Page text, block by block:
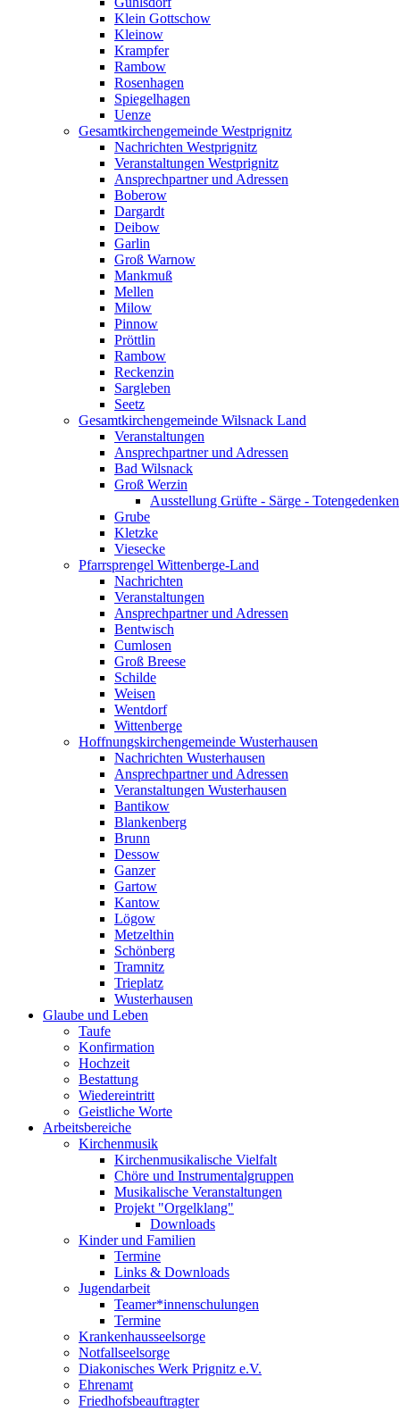
Klein Gottschow
Kleinow
Krampfer
Rambow
Rosenhagen
Spiegelhagen
Uenze
Gesamtkirchengemeinde Westprignitz
Nachrichten Westprignitz
Veranstaltungen Westprignitz
Ansprechpartner und Adressen
Boberow
Dargardt
Deibow
Garlin
Groß Warnow
Mankmuß
Mellen
Milow
Pinnow
Pröttlin
Rambow
Reckenzin
Sargleben
Seetz
Gesamtkirchengemeinde Wilsnack Land
Veranstaltungen
Ansprechpartner und Adressen
Bad Wilsnack
Groß Werzin
Ausstellung Grüfte - Särge - Totengedenken
Grube
Kletzke
Viesecke
Pfarrsprengel Wittenberge-Land
Nachrichten
Veranstaltungen
Ansprechpartner und Adressen
Bentwisch
Cumlosen
Groß Breese
Schilde
Weisen
Wentdorf
Wittenberge
Hoffnungskirchengemeinde Wusterhausen
Nachrichten Wusterhausen
Ansprechpartner und Adressen
Veranstaltungen Wusterhausen
Bantikow
Blankenberg
Brunn
Dessow
Ganzer
Gartow
Kantow
Lögow
Metzelthin
Schönberg
Tramnitz
Trieplatz
Wusterhausen
Glaube und Leben
Taufe
Konfirmation
Hochzeit
Bestattung
Wiedereintritt
Geistliche Worte
Arbeitsbereiche
Kirchenmusik
Kirchenmusikalische Vielfalt
Chöre und Instrumentalgruppen
Musikalische Veranstaltungen
Projekt "Orgelklang"
Downloads
Kinder und Familien
Termine
Links & Downloads
Jugendarbeit
Teamer*innenschulungen
Termine
Krankenhausseelsorge
Notfallseelsorge
Diakonisches Werk Prignitz e.V.
Ehrenamt
Friedhofsbeauftragter